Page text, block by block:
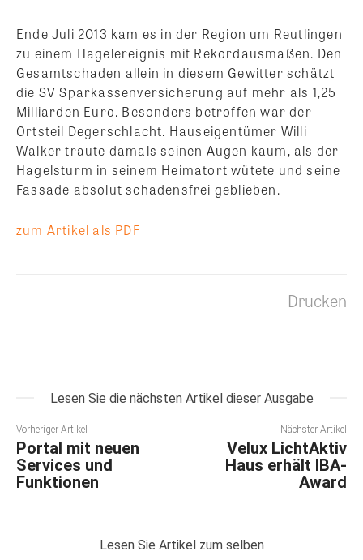
Ende Juli 2013 kam es in der Region um Reutlingen
zu einem Hagelereignis mit Rekordausmaßen. Den
Gesamtschaden allein in diesem Gewitter schätzt
die SV Sparkassenversicherung auf mehr als 1,25
Milliarden Euro. Besonders betroffen war der
Ortsteil Degerschlacht. Hauseigentümer Willi
Walker traute damals seinen Augen kaum, als der
Hagelsturm in seinem Heimatort wütete und seine
Fassade absolut schadensfrei geblieben.
zum Artikel als PDF
Drucken
Lesen Sie die nächsten Artikel dieser Ausgabe
Vorheriger Artikel
Portal mit neuen
Services und
Funktionen
Nächster Artikel
Velux LichtAktiv
Haus erhält IBA-
Award
Lesen Sie Artikel zum selben